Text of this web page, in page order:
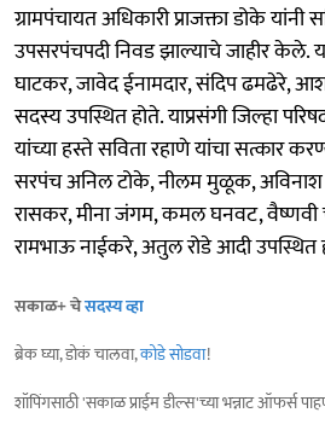
ग्रामपंचायत अधिकारी प्राजक्ता डोके यांनी
उपसरपंचपदी निवड झाल्याचे जाहीर केले.
घाटकर, जावेद ईनामदार, संदिप ढमढेरे,
सदस्य उपस्थित होते. याप्रसंगी जिल्हा
यांच्या हस्ते सविता रहाणे यांचा सत्कार
सरपंच अनिल टोके, नीलम मुळूक, अविनाश
रासकर, मीना जंगम, कमल घनवट,
रामभाऊ नाईकरे, अतुल रोडे आदी उपस्थित
सकाळ+ चेसदस्य व्हा
ब्रेक घ्या, डोकं चालवा,कोडे सोडवा!
शॉपिंगसाठी 'सकाळ प्राईम डील्स'च्या भन्नाट ऑफर्स